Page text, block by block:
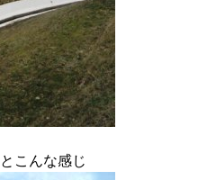
こんな感じ